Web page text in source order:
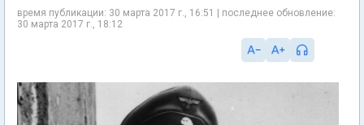
время публикации: 30 марта 2017 г., 16:51 | последнее обновление:
30 марта 2017 г., 18:12